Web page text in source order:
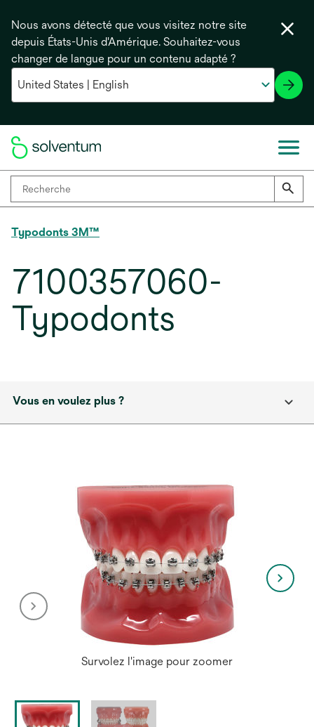
Nous avons détecté que vous visitez notre site
depuis États-Unis d'Amérique. Souhaitez-vous
changer de langue pour un contenu adapté ?
Typodonts 3M™
7100357060-
Typodonts
Vous en voulez plus ?
Survolez l'image pour zoomer